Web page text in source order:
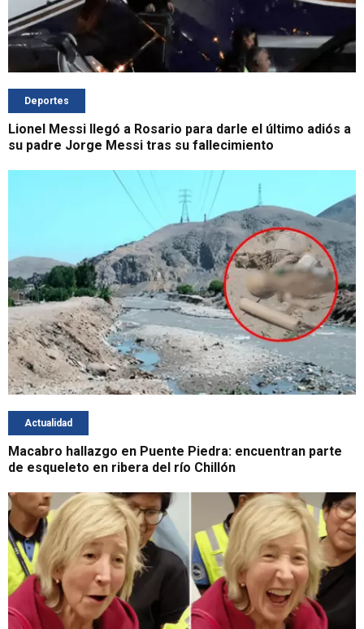
Deportes
Lionel Messi llegó a Rosario para darle el último adiós a
su padre Jorge Messi tras su fallecimiento
Actualidad
Macabro hallazgo en Puente Piedra: encuentran parte
de esqueleto en ribera del río Chillón